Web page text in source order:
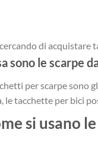
di acquistare
sono le scarpe
per scarpe sono
le tacchette per bici
si usano